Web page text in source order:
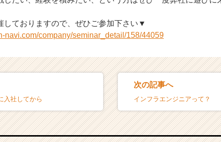
ておりますので、ぜひご参加下さい▼
navi.com/company/seminar_detail/158/44059
入社してから
次の記事へ
インフラエンジニアって？